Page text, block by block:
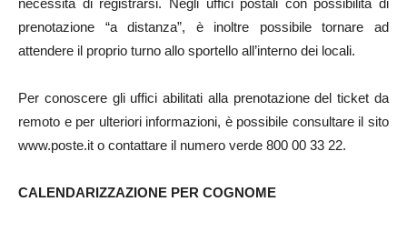
prenotazione “a distanza”, è inoltre possibile tornare ad
attendere il proprio turno allo sportello all’interno dei locali.
Per conoscere gli uffici abilitati alla prenotazione del ticket da
remoto e per ulteriori informazioni, è possibile consultare il sito
www.poste.it o contattare il numero verde 800 00 33 22.
CALENDARIZZAZIONE PER COGNOME